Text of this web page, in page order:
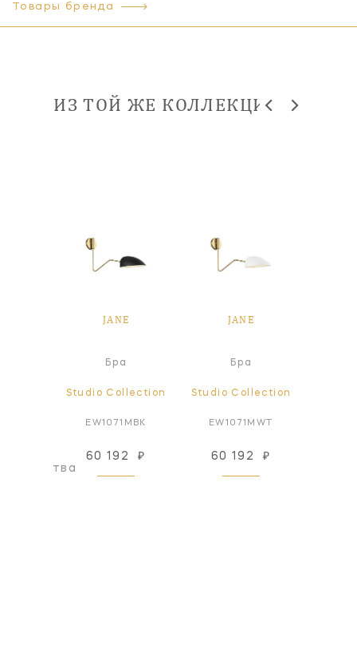
Товары бренда
ИЗ ТОЙ ЖЕ КОЛЛЕКЦИИ
JANE
Бра
Studio Collection
EW1071MBK
60 192 ₽
JANE
Бра
Studio Collection
EW1071MWT
60 192 ₽